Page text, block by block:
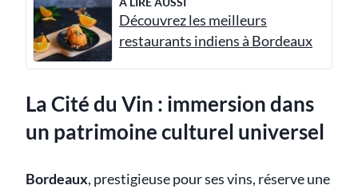
Découvrez les meilleurs
restaurants indiens à Bordeaux
La Cité du Vin : immersion dans
un patrimoine culturel universel
Bordeaux, prestigieuse pour ses vins, réserve une